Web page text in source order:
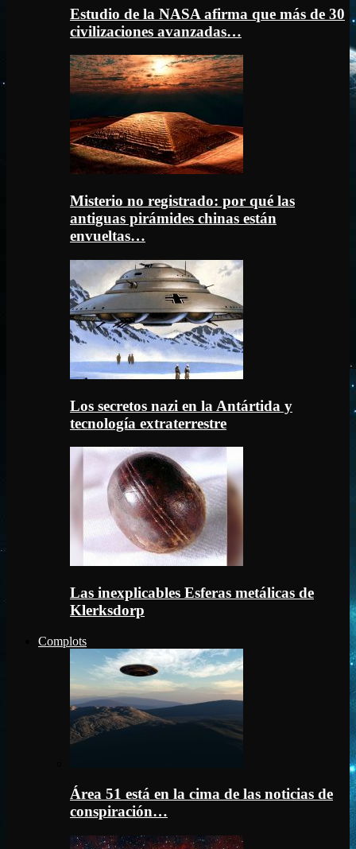
Estudio de la NASA afirma que más de 30
civilizaciones avanzadas…
Misterio no registrado: por qué las
antiguas pirámides chinas están
envueltas…
Los secretos nazi en la Antártida y
tecnología extraterrestre
Las inexplicables Esferas metálicas de
Klerksdorp
Complots
Área 51 está en la cima de las noticias de
conspiración…